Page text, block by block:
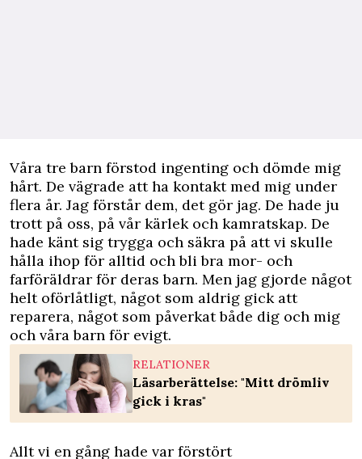
Våra tre barn förstod ingenting och dömde mig
hårt. De vägrade att ha kontakt med mig under
flera år. Jag förstår dem, det gör jag. De hade ju
trott på oss, på vår kärlek och kamratskap. De
hade känt sig trygga och säkra på att vi skulle
hålla ihop för alltid och bli bra mor- och
farföräldrar för deras barn. Men jag gjorde något
helt oförlåtligt, något som aldrig gick att
reparera, något som påverkat både dig och mig
och våra barn för evigt.
RELATIONER
Läsarberättelse: "Mitt drömliv
gick i kras"
Allt vi en gång hade var förstört